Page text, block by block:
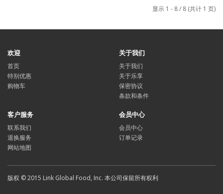
显示 1 - 8 / 8 (共计 1 页)
欢迎
首页
特别优惠
购物车
关于我们
关于我们
关于乐享
保密协议
条款和条件
客户服务
联系我们
退换服务
网站地图
会员中心
会员中心
订单记录
版权 © 2015 Link Global Food, Inc. 本公司保留所有权利